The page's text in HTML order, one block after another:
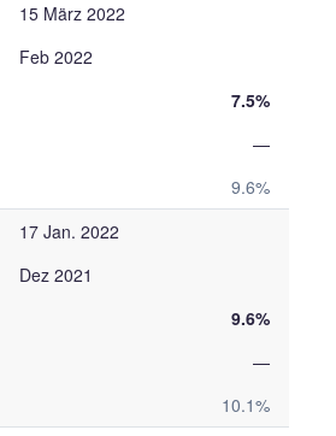
15 März 2022
Feb 2022
7.5%
—
9.6%
17 Jan. 2022
Dez 2021
9.6%
—
10.1%